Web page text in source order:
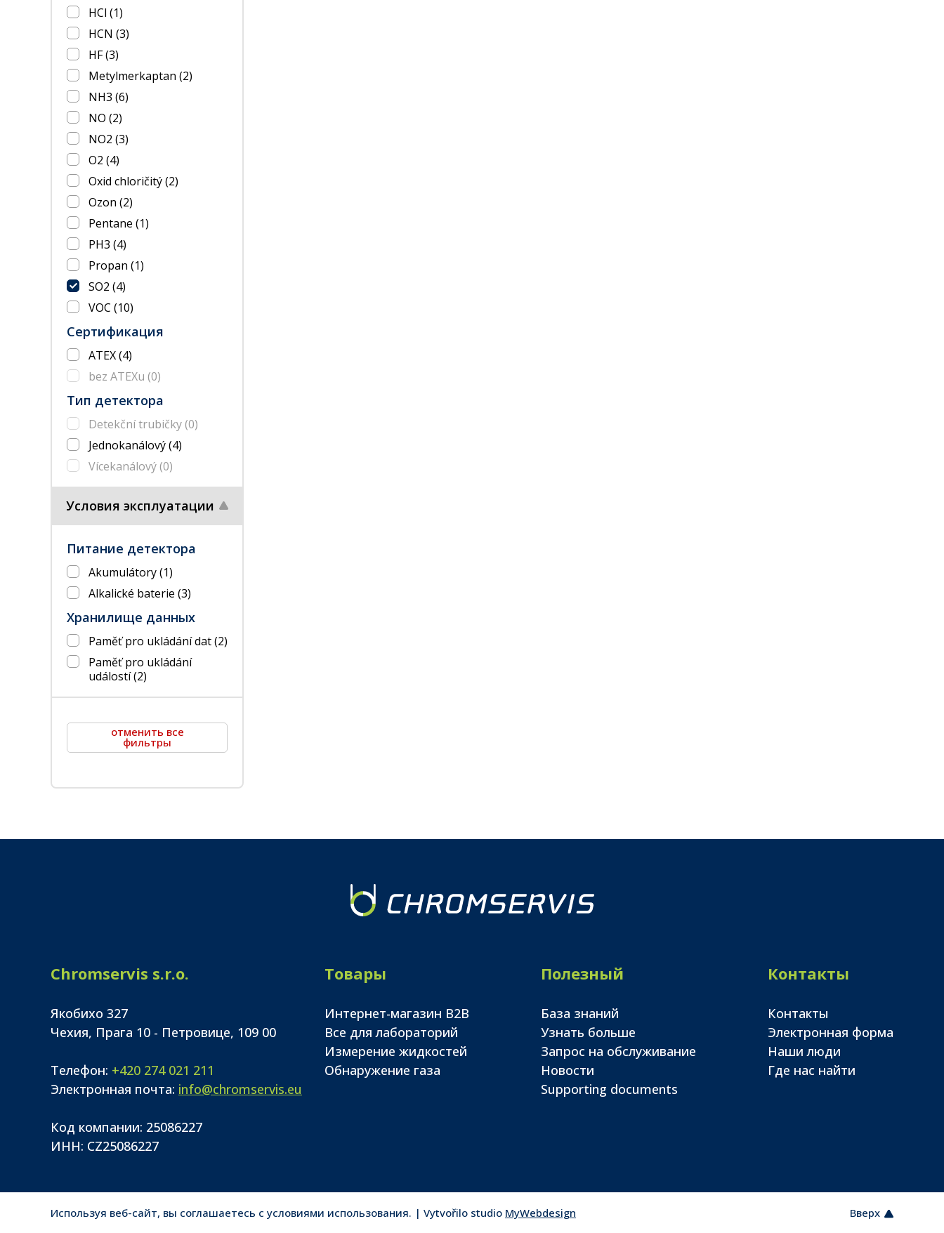
HCl (1)
HCN (3)
HF(3)
Metylmerkaptan (2)
NH3 (6)
NO (2)
NO2 (3)
O2 (4)
Oxid chloričitý(2)
Ozon (2)
Pentane (1)
PH3 (4)
Propan (1)
SO2 (4)
VOC (10)
Сертификация
ATEX(4)
bez ATEXu (0)
Тип детектора
Detekční trubičky(0)
Jednokanálový(4)
Vícekanálový(0)
Условия эксплуатации
Питание детектора
Akumulátory(1)
Alkalické baterie (3)
Хранилище данных
Paměť pro ukládání dat(2)
Paměť pro ukládání
událostí(2)
отменить все
фильтры
Chromservis s.r.o.
Якобихо 327
Чехия, Прага 10 - Петровице, 109 00
Телефон: +420 274 021 211
Электронная почта: info@chromservis.eu
Код компании: 25086227
ИНН: CZ25086227
Товары
Интернет-магазин B2B
Все для лабораторий
Измерение жидкостей
Обнаружение газа
Полезный
База знаний
Узнать больше
Запрос на обслуживание
Новости
Supporting documents
Контакты
Контакты
Электронная форма
Наши люди
Где нас найти
Используя веб-сайт, вы соглашаетесь с условиями использования. | Vytvořilo studio MyWebdesign Вверх